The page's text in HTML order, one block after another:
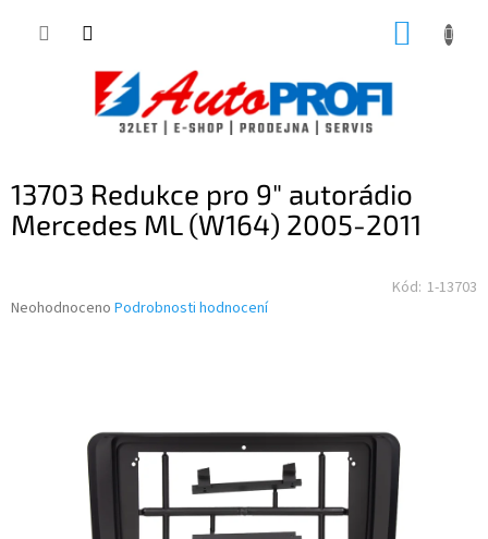
13703 Redukce pro 9" autorádio
Mercedes ML (W164) 2005-2011
Kód: 1-13703
Průměrné
Neohodnoceno Podrobnosti hodnocení